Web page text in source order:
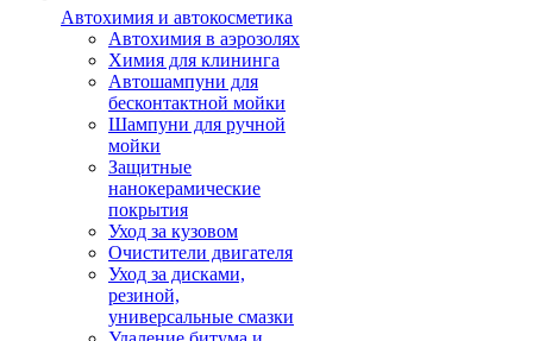
Автохимия и автокосметика
Автохимия в аэрозолях
Химия для клининга
Автошампуни для
бесконтактной мойки
Шампуни для ручной
мойки
Защитные
нанокерамические
покрытия
Уход за кузовом
Очистители двигателя
Уход за дисками,
резиной,
универсальные смазки